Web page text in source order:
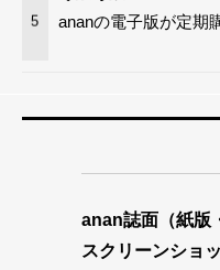
5 ananの電子版が定期
anan誌面（紙版
スクリーンショ